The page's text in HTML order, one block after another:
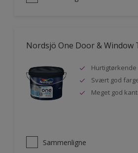
Nordsjö One Door & Window
Hurtigtørkende
Svært god
Meget god
Sammenligne